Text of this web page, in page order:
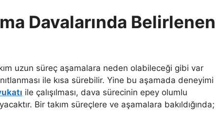
Davalarında Belirlenen
uzun süreç aşamalara neden olabileceği gibi var
ile kısa sürebilir. Yine bu aşamada deneyimi
ile çalışılması, dava sürecinin epey olumlu
Bir takım süreçlere ve aşamalara bakıldığında;